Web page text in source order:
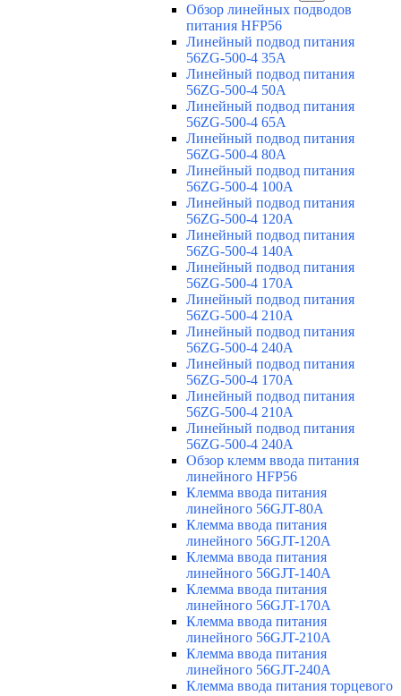
Обзор линейных подводов
питания HFP56
Линейный подвод питания
56ZG-500-4 35A
Линейный подвод питания
56ZG-500-4 50A
Линейный подвод питания
56ZG-500-4 65A
Линейный подвод питания
56ZG-500-4 80A
Линейный подвод питания
56ZG-500-4 100A
Линейный подвод питания
56ZG-500-4 120A
Линейный подвод питания
56ZG-500-4 140A
Линейный подвод питания
56ZG-500-4 170A
Линейный подвод питания
56ZG-500-4 210A
Линейный подвод питания
56ZG-500-4 240A
Линейный подвод питания
56ZG-500-4 170A
Линейный подвод питания
56ZG-500-4 210A
Линейный подвод питания
56ZG-500-4 240A
Обзор клемм ввода питания
линейного HFP56
Клемма ввода питания
линейного 56GJT-80A
Клемма ввода питания
линейного 56GJT-120A
Клемма ввода питания
линейного 56GJT-140A
Клемма ввода питания
линейного 56GJT-170A
Клемма ввода питания
линейного 56GJT-210A
Клемма ввода питания
линейного 56GJT-240A
Клемма ввода питания торцевого